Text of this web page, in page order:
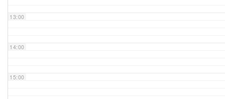
Unser Bijou
13:00
14:00
15:00